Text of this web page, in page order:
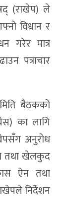
(राखेप) ले
विधान र
गरेर मात्र
पत्राचार
बैठकको
का लागि
अनुरोध
तथा खेलकुद
ऐन तथा
निर्देशन